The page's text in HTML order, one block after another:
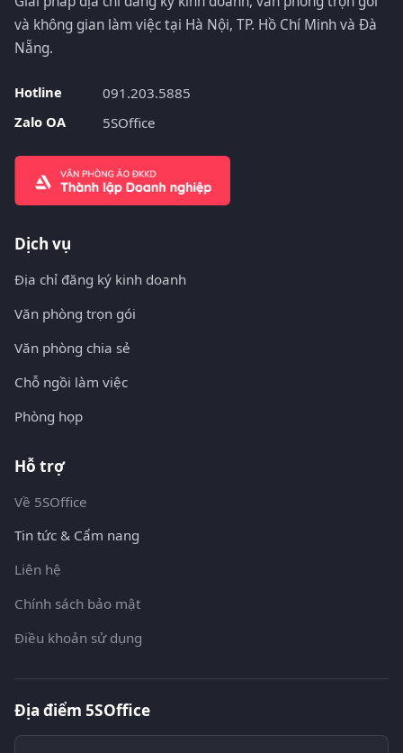
và không gian làm việc tại Hà Nội, TP. Hồ Chí Minh và Đà
Nẵng.
Hotline
091.203.5885
Zalo OA
5SOffice
Dịch vụ
Địa chỉ đăng ký kinh doanh
Văn phòng trọn gói
Văn phòng chia sẻ
Chỗ ngồi làm việc
Phòng họp
Hỗ trợ
Về 5SOffice
Tin tức & Cẩm nang
Liên hệ
Chính sách bảo mật
Điều khoản sử dụng
Địa điểm 5SOffice